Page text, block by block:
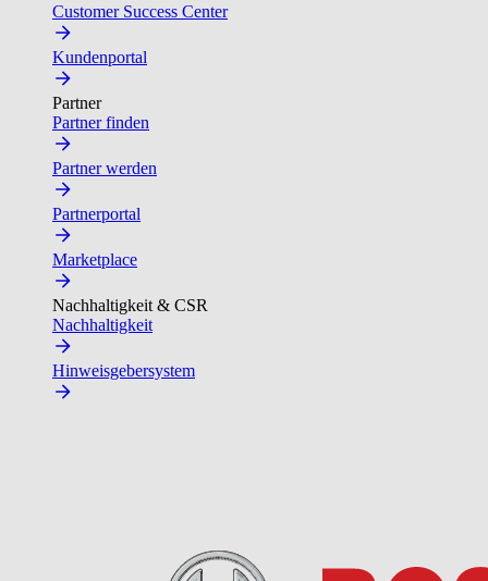
Customer Success Center
Kundenportal
Partner
Partner finden
Partner werden
Partnerportal
Marketplace
Nachhaltigkeit & CSR
Nachhaltigkeit
Hinweisgebersystem